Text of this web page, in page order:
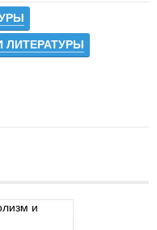
ЛИТЕРАТУРЫ